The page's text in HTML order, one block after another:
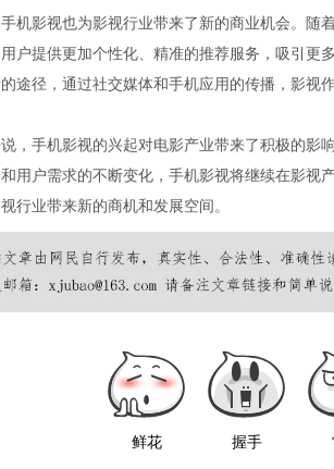
机影视也为影视行业带来了新的商业机会。随
户提供更加个性化、精准的推荐服务，吸引更
途径，通过社交媒体和手机应用的传播，影视
，手机影视的兴起对电影产业带来了积极的影
用户需求的不断变化，手机影视将继续在影视
行业带来新的商机和发展空间。
鲜花 握手